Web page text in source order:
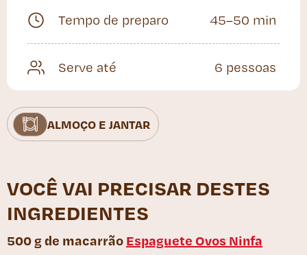
Tempo de preparo 45–50 min
Serve até 6 pessoas
ALMOÇO E JANTAR
VOCÊ VAI PRECISAR DESTES
INGREDIENTES
500 g de macarrão Espaguete Ovos Ninfa